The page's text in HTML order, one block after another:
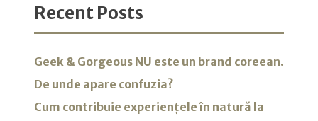
Recent Posts
Geek & Gorgeous NU este un brand coreean.
De unde apare confuzia?
Cum contribuie experiențele în natură la